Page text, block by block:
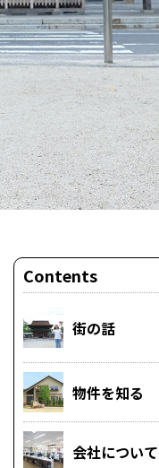
Contents
街の話
物件を知る
会社について